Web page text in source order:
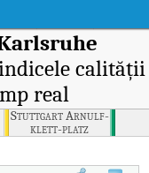
calității
real
Stuttgart Arnulf-
klett-platz